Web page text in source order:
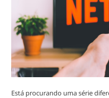
Está procurando uma série